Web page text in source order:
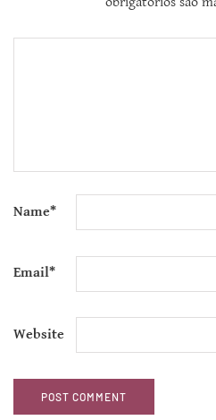
Name*
Email*
Website